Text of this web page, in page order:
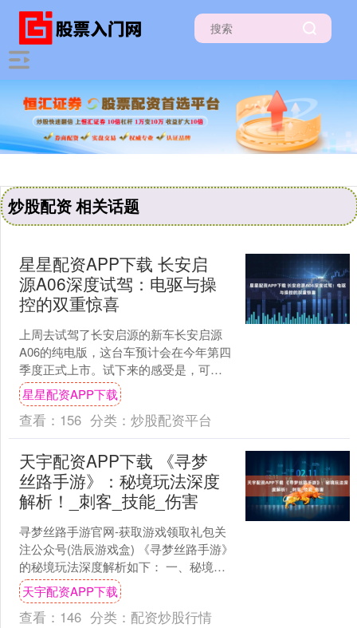
炒股配资 相关话题
星星配资APP下载 长安启
源A06深度试驾：电驱与操
控的双重惊喜
上周去试驾了长安启源的新车长安启源
A06的纯电版，这台车预计会在今年第四
季度正式上市。试下来的感受是，可以
说这台车的表现是非常全面的，在空
间、性能和舒适上都有着....
星星配资APP下载
查看： 156 分类： 炒股配资平台
天宇配资APP下载 《寻梦
丝路手游》：秘境玩法深度
解析！_刺客_技能_伤害
寻梦丝路手游官网-获取游戏领取礼包关
注公众号(浩辰游戏盒) 《寻梦丝路手游》
的秘境玩法深度解析如下： 一、秘境类
型与特色 月牙泉秘境： 等级要求：40
级。 特色....
天宇配资APP下载
查看： 146 分类： 配资炒股行情